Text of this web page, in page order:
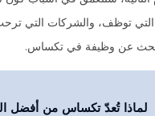
توظف، والشركات التي
عن وظيفة في تكساس.
لماذا تُعدّ تكساس من أفضل